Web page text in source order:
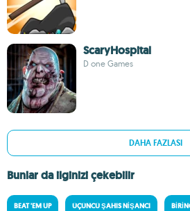
ScaryHospital
D one Games
DAHA FAZLASI
Bunlar da ilginizi çekebilir
BEAT 'EM UP ÜÇÜNCÜ ŞAHIS NIŞANCI